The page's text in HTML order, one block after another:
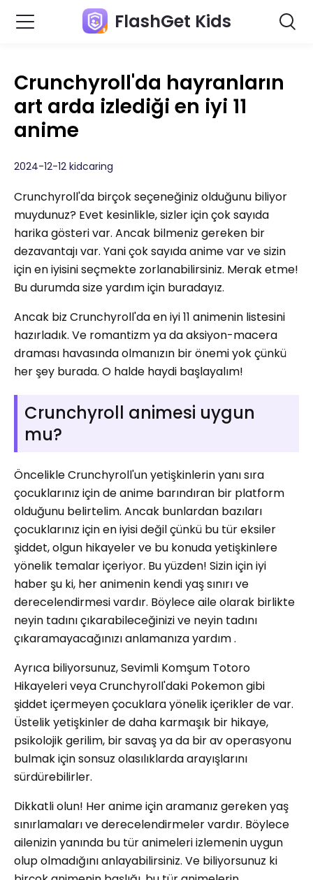
FlashGet Kids
Crunchyroll'da hayranların
art arda izlediği en iyi 11
anime
2024-12-12 kidcaring
Crunchyroll'da birçok seçeneğiniz olduğunu biliyor
muydunuz? Evet kesinlikle, sizler için çok sayıda
harika gösteri var. Ancak bilmeniz gereken bir
dezavantajı var. Yani çok sayıda anime var ve sizin
için en iyisini seçmekte zorlanabilirsiniz. Merak etme!
Bu durumda size yardım için buradayız.
Ancak biz Crunchyroll'da en iyi 11 animenin listesini
hazırladık. Ve romantizm ya da aksiyon-macera
draması havasında olmanızın bir önemi yok çünkü
her şey burada. O halde haydi başlayalım!
Crunchyroll animesi uygun
mu?
Öncelikle Crunchyroll'un yetişkinlerin yanı sıra
çocuklarınız için de anime barındıran bir platform
olduğunu belirtelim. Ancak bunlardan bazıları
çocuklarınız için en iyisi değil çünkü bu tür eksiler
şiddet, olgun hikayeler ve bu konuda yetişkinlere
yönelik temalar içeriyor. Bu yüzden! Sizin için iyi
haber şu ki, her animenin kendi yaş sınırı ve
derecelendirmesi vardır. Böylece aile olarak birlikte
neyin tadını çıkarabileceğinizi ve neyin tadını
çıkaramayacağınızı anlamanıza yardım .
Ayrıca biliyorsunuz, Sevimli Komşum Totoro
Hikayeleri veya Crunchyroll'daki Pokemon gibi
şiddet içermeyen çocuklara yönelik içerikler de var.
Üstelik yetişkinler de daha karmaşık bir hikaye,
psikolojik gerilim, bir savaş ya da bir av operasyonu
bulmak için sonsuz olasılıklarda arayışlarını
sürdürebilirler.
Dikkatli olun! Her anime için aramanız gereken yaş
sınırlamaları ve derecelendirmeler vardır. Böylece
ailenizin yanında bu tür animeleri izlemenin uygun
olup olmadığını anlayabilirsiniz. Ve biliyorsunuz ki